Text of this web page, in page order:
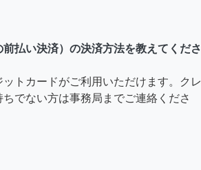
払い決済）の決済方法を教えてくださ
トカードがご利用いただけます。クレ
でない方は事務局までご連絡くださ